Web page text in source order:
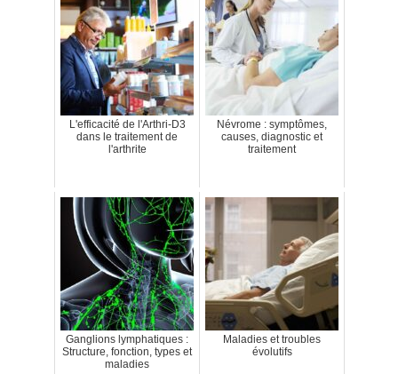
L'efficacité de l'Arthri-D3
dans le traitement de
l'arthrite
Névrome : symptômes,
causes, diagnostic et
traitement
Ganglions lymphatiques :
Structure, fonction, types et
maladies
Maladies et troubles
évolutifs